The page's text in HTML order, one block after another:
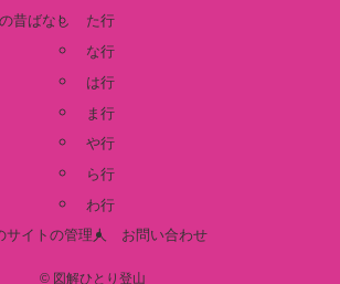
昔ばなし
た行
な行
は行
ま行
や行
ら行
わ行
サイトの管理人 お問い合わせ
© 図解ひとり登山